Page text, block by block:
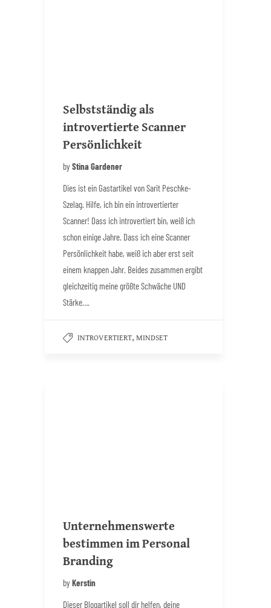
Selbstständig als
introvertierte Scanner
Persönlichkeit
by Stina Gardener
Dies ist ein Gastartikel von Sarit Peschke-
Szelag. Hilfe, ich bin ein introvertierter
Scanner! Dass ich introvertiert bin, weiß ich
schon einige Jahre. Dass ich eine Scanner
Persönlichkeit habe, weiß ich aber erst seit
einem knappen Jahr. Beides zusammen ergibt
gleichzeitig meine größte Schwäche UND
Stärke….
INTROVERTIERT, MINDSET
Unternehmenswerte
bestimmen im Personal
Branding
by Kerstin
Dieser Blogartikel soll dir helfen, deine